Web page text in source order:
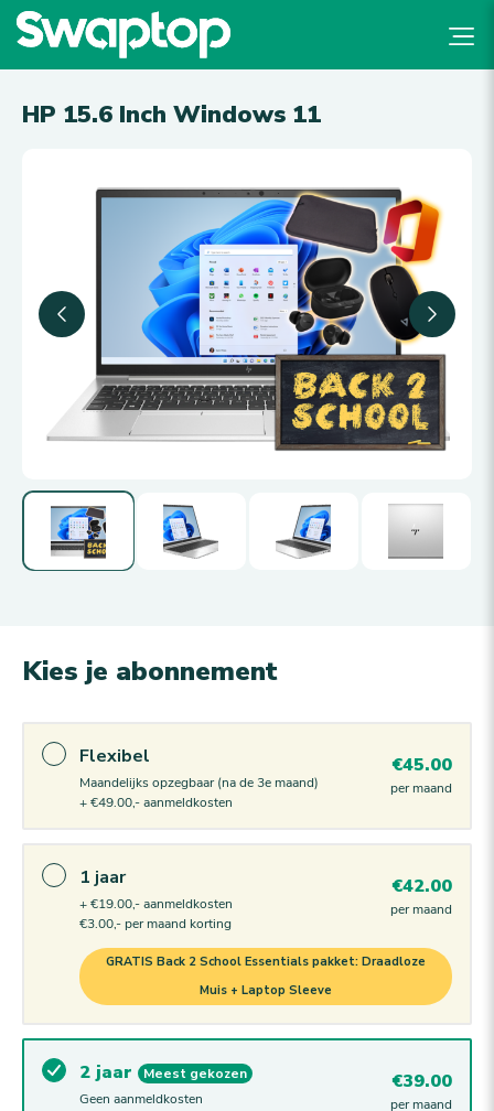
HP 15.6 Inch Windows 11
Kies je abonnement
Flexibel
Maandelijks opzegbaar (na de 3e maand)
+ €49.00,- aanmeldkosten
€45.00
per maand
1 jaar
+ €19.00,- aanmeldkosten
€3.00,- per maand korting
€42.00
per maand
GRATIS Back 2 School Essentials pakket: Draadloze
Muis + Laptop Sleeve
2 jaar
Meest gekozen
Geen aanmeldkosten
€39.00
per maand